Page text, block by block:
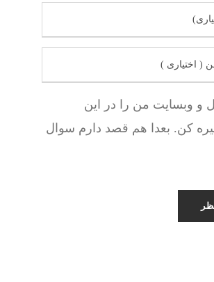
و وبسایت من را در این
کن. بعدا هم قصد دارم سوال